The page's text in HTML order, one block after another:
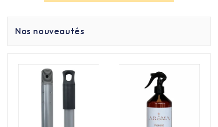
Nos nouveautés